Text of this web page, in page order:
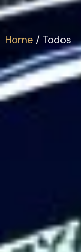
Home / Todos